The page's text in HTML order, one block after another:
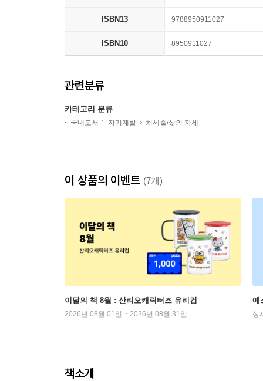
ISBN13 9788950911027
ISBN10 8950911027
관련분류
카테고리 분류
국내도서 자기계발 처세술/삶의 자세
이 상품의 이벤트 (7개)
이달의 책 8월 : 산리오캐릭터즈 유리컵
2026년 08월 01일 ~ 2026년 08월 31일
예
상
책소개